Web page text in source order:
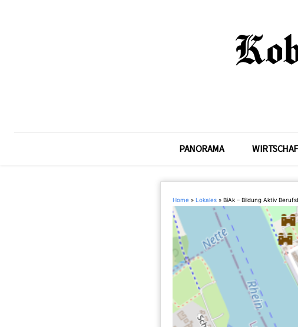
PANORAMA
Home » Lokales » BiAk – Bildung Aktiv